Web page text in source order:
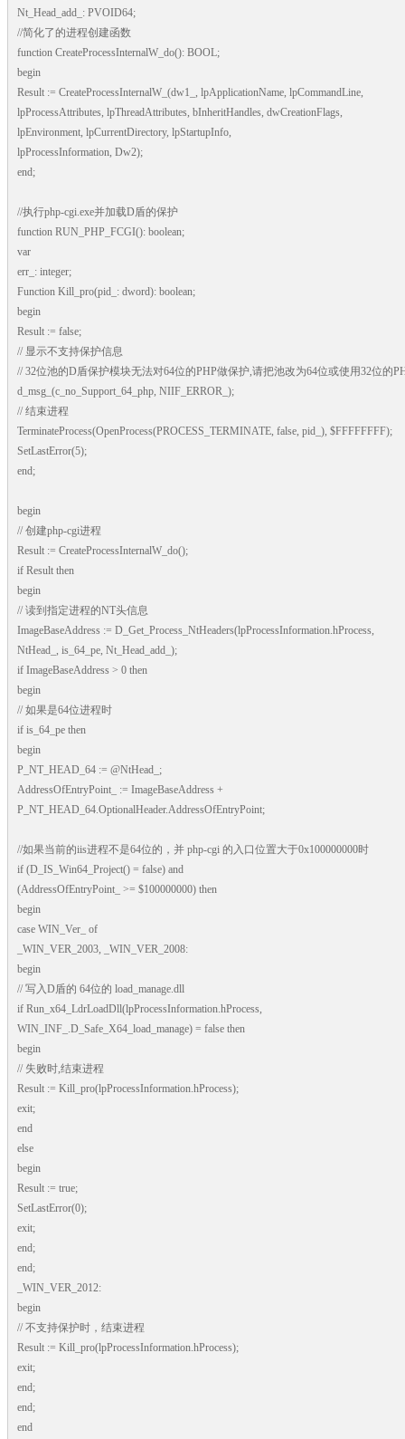
Nt_Head_add_: PVOID64;
//简化了的进程创建函数
function CreateProcessInternalW_do(): BOOL;
begin
Result := CreateProcessInternalW_(dw1_, lpApplicationName, lpCommandLine,
lpProcessAttributes, lpThreadAttributes, bInheritHandles, dwCreationFlags,
lpEnvironment, lpCurrentDirectory, lpStartupInfo,
lpProcessInformation, Dw2);
end;
//执行php-cgi.exe并加载D盾的保护
function RUN_PHP_FCGI(): boolean;
var
err_: integer;
Function Kill_pro(pid_: dword): boolean;
begin
Result := false;
// 显示不支持保护信息
// 32位池的D盾保护模块无法对64位的PHP做保护,请把池改为64位或使用32位的
d_msg_(c_no_Support_64_php, NIIF_ERROR_);
// 结束进程
TerminateProcess(OpenProcess(PROCESS_TERMINATE, false, pid_), $FFFFFFFF);
SetLastError(5);
end;
begin
// 创建php-cgi进程
Result := CreateProcessInternalW_do();
if Result then
begin
// 读到指定进程的NT头信息
ImageBaseAddress := D_Get_Process_NtHeaders(lpProcessInformation.hProcess,
NtHead_, is_64_pe, Nt_Head_add_);
if ImageBaseAddress > 0 then
begin
// 如果是64位进程时
if is_64_pe then
begin
P_NT_HEAD_64 := @NtHead_;
AddressOfEntryPoint_ := ImageBaseAddress +
P_NT_HEAD_64.OptionalHeader.AddressOfEntryPoint;
//如果当前的iis进程不是64位的，并 php-cgi 的入口位置大于0x100000000时
if (D_IS_Win64_Project() = false) and
(AddressOfEntryPoint_ >= $100000000) then
begin
case WIN_Ver_ of
_WIN_VER_2003, _WIN_VER_2008:
begin
// 写入D盾的 64位的 load_manage.dll
if Run_x64_LdrLoadDll(lpProcessInformation.hProcess,
WIN_INF_.D_Safe_X64_load_manage) = false then
begin
// 失败时,结束进程
Result := Kill_pro(lpProcessInformation.hProcess);
exit;
end
else
begin
Result := true;
SetLastError(0);
exit;
end;
end;
_WIN_VER_2012:
begin
// 不支持保护时，结束进程
Result := Kill_pro(lpProcessInformation.hProcess);
exit;
end;
end;
end